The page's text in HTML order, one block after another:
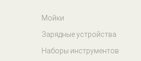
Мойки
Зарядные устройства
Наборы инструментов